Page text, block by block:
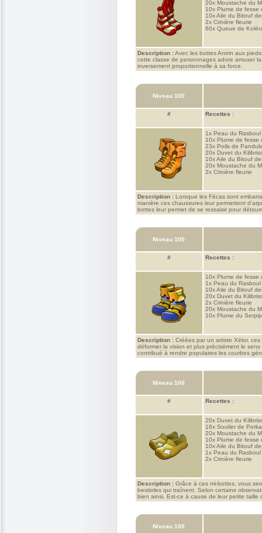
20x Moustache du
10x Plume de fesse
10xAile du Bitouf
2x Crinière fleurie
60x Queue de
Description :Avec les bottes Antrin aux
cette classe de personnages adore amuser
inversement proportionnelle à sa force.
Niveau 100
# Recettes :
1x Peau du Rasboul
10x Plume de fesse
23x Poils de
20x Duvet du
10xAile du Bitouf
20x Moustache du
2x Crinière fleurie
Description : Lorsque les Fécas sont
manière ces chaussures leur permettent
bottes leur permet de se ressaisir pour
Niveau 100
# Recettes :
10x Plume de fesse
1x Peau du Rasboul
10xAile du Bitouf
20x Duvet du
2x Crinière fleurie
20x Moustache du
10x Plume du
Description : Créées par un artiste Xélor,
déformer la vision et plus précisément le
contribué à rendre populaires les courbes
Niveau 100
# Recettes :
20x Duvet du
16x Soulier de
20x Moustache du
10x Plume de fesse
10xAile du Bitouf
1x Peau du Rasboul
2x Crinière fleurie
Description : Grâce à ces mi-bottes, vous
bestioles qui traînent. Selon certains
bien ainsi. Est-ce à cause de leur petite
Niveau 100